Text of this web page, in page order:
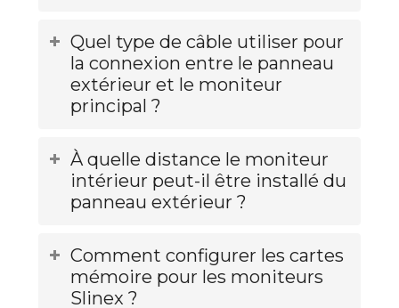
Quel type de câble utiliser pour
la connexion entre le panneau
extérieur et le moniteur
principal ?
À quelle distance le moniteur
intérieur peut-il être installé du
panneau extérieur ?
Comment configurer les cartes
mémoire pour les moniteurs
Slinex ?